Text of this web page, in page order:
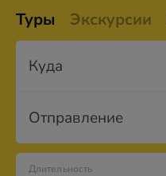
Туры Экскурсии
Куда
Отправление
Длительность